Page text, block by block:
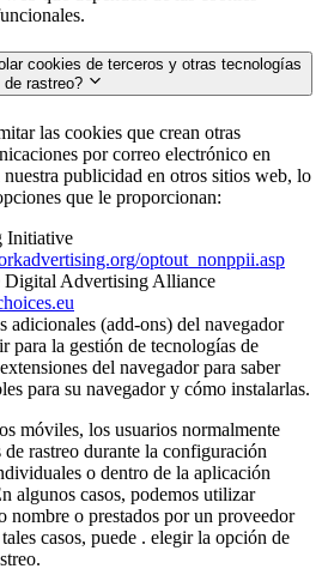
cookies de terceros y otras tecnologías
de rastreo?
las cookies que crean otras
por correo electrónico en
publicidad en otros sitios web, lo
que le proporcionan:
Initiative
optout_nonppii.asp
Digital Advertising Alliance
adicionales (add-ons) del navegador
para la gestión de tecnologías de
del navegador para saber
para su navegador y cómo instalarlas.
móviles, los usuarios normalmente
rastreo durante la configuración
o dentro de la aplicación
algunos casos, podemos utilizar
nombre o prestados por un proveedor
casos, puede . elegir la opción de